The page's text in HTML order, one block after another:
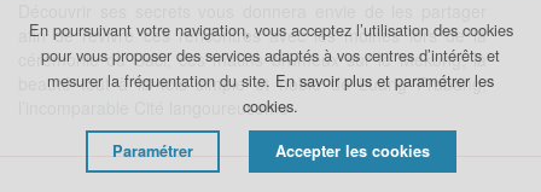
afin de revivre ces rencontres avec les moines lors de la
cérémonie du Baci, ces matins brumeux sur le Mékong, la
beauté tout à la fois simple et noble de Luang Prabang,
l’incomparable Cité langoureuseme
En poursuivant votre navigation, vous acceptez l’utilisation des cookies
pour vous proposer des services adaptés à vos centres d’intérêts et
mesurer la fréquentation du site. En savoir plus et paramétrer les
cookies.
Paramétrer Accepter les cookies